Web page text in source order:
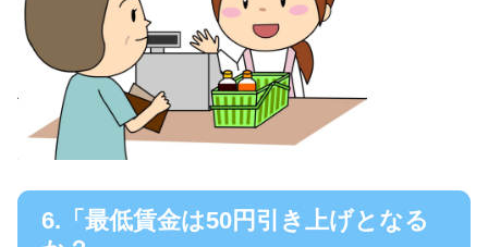
6.「最低賃金は50円引き上げとなる